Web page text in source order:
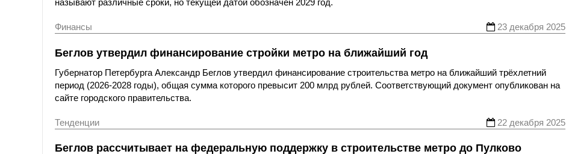
называют различные сроки, но текущей датой обозначен 2029 год.
Финансы 23 декабря 2025
Беглов утвердил финансирование стройки метро на ближайший год
Губернатор Петербурга Александр Беглов утвердил финансирование строительства метро на ближайший трёхлетний
период (2026-2028 годы), общая сумма которого превысит 200 млрд рублей. Соответствующий документ опубликован на
сайте городского правительства.
Тенденции 22 декабря 2025
Беглов рассчитывает на федеральную поддержку в строительстве метро до Пулково